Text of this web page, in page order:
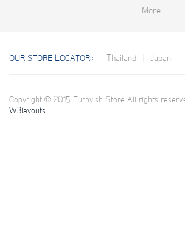
...More
OUR STORE LOCATOR:: Thailand Japan
Copyright © 2015 Furnyish Store All rights
W3layouts